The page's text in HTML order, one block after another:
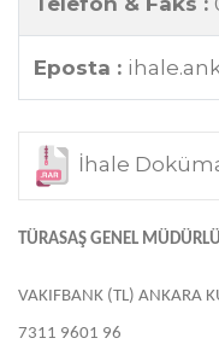
Eposta :
İhale
TÜRASAŞ GENEL
VAKIFBANK (TL) ANKARA
7311 9601 96